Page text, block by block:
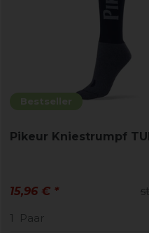
Bestseller
Pikeur Kniestrumpf
15,96 € *
1
Paar